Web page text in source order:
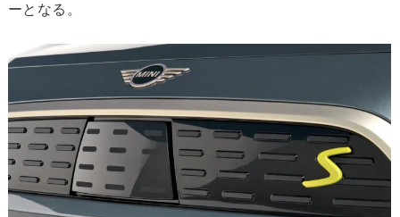
ーとなる。